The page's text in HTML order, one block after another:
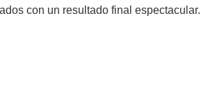
con un resultado final espectacular.